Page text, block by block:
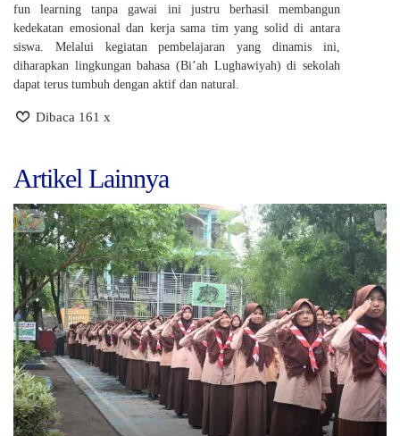
fun learning tanpa gawai ini justru berhasil membangun
kedekatan emosional dan kerja sama tim yang solid di antara
siswa. Melalui kegiatan pembelajaran yang dinamis ini,
diharapkan lingkungan bahasa (Bi’ah Lughawiyah) di sekolah
dapat terus tumbuh dengan aktif dan natural.
Dibaca 161 x
Artikel Lainnya